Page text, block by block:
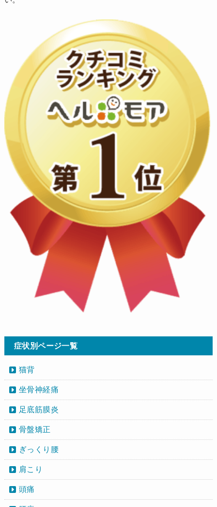
症状別ページ一覧
猫背
坐骨神経痛
足底筋膜炎
骨盤矯正
ぎっくり腰
肩こり
頭痛